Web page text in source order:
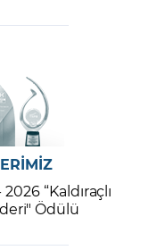
“Kaldıraçlı
Ödülü